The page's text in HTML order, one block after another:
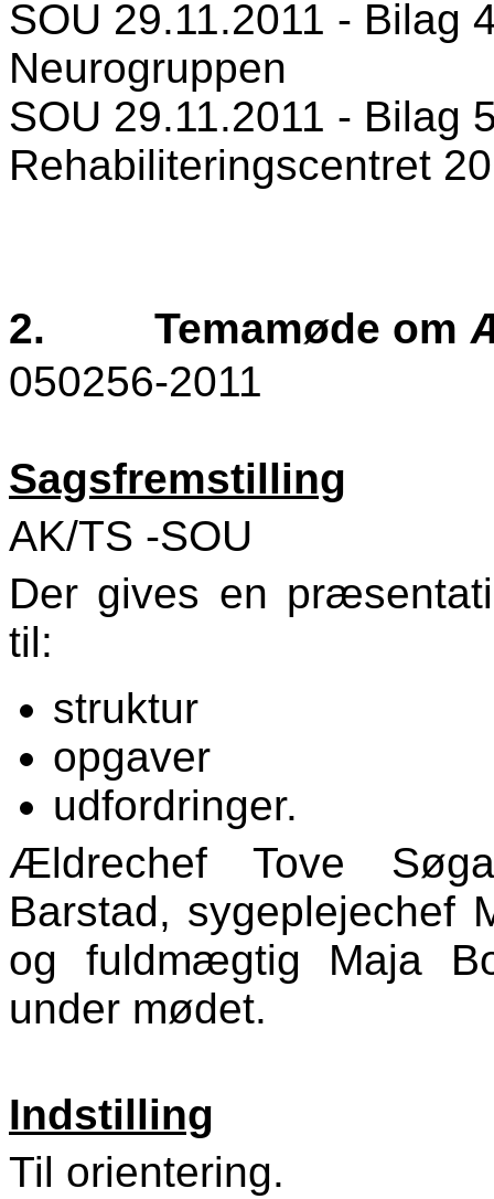
SOU 29.11.2011 - Bilag
Neurogruppen
SOU 29.11.2011 - Bilag
Rehabiliteringscentret
2.
Temamøde om
050256-2011
Sagsfremstilling
AK/TS -SOU
Der gives en
til:
struktur
opgaver
udfordringer.
Ældrechef Tove
Barstad, sygeplejechef
og fuldmægtig Maja
under mødet.
Indstilling
Til orientering.